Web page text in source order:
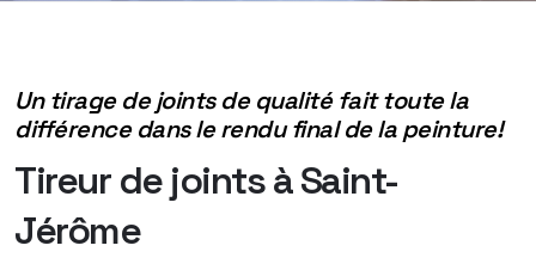
Un tirage de joints de qualité fait toute la
différence dans le rendu final de la peinture!
Tireur de joints à Saint-
Jérôme